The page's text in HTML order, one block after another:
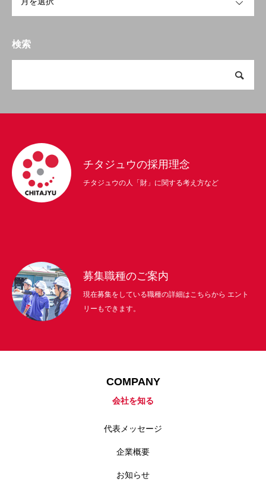
仕事を知る
採用について・求める人物像・募集職種
検索
チタジュウの採用理念
チタジュウの人「財」に関する考え方など
募集職種のご案内
現在募集をしている職種の詳細はこちらから エント
リーもできます。
COMPANY
会社を知る
代表メッセージ
企業概要
お知らせ